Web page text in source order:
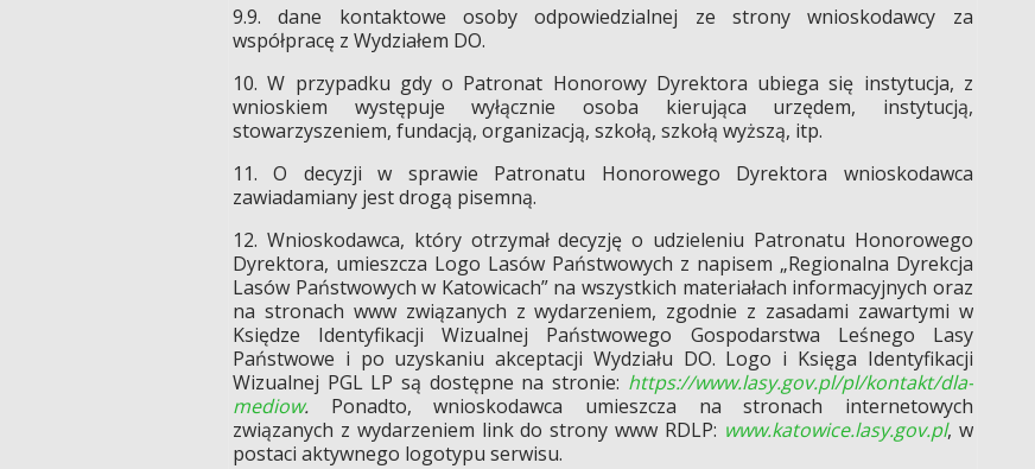
9.9. dane kontaktowe osoby odpowiedzialnej ze strony wnioskodawcy za
współpracę z Wydziałem DO.
10. W przypadku gdy o Patronat Honorowy Dyrektora ubiega się instytucja, z
wnioskiem występuje wyłącznie osoba kierująca urzędem, instytucją,
stowarzyszeniem, fundacją, organizacją, szkołą, szkołą wyższą, itp.
11. O decyzji w sprawie Patronatu Honorowego Dyrektora wnioskodawca
zawiadamiany jest drogą pisemną.
12. Wnioskodawca, który otrzymał decyzję o udzieleniu Patronatu Honorowego
Dyrektora, umieszcza Logo Lasów Państwowych z napisem „Regionalna Dyrekcja
Lasów Państwowych w Katowicach” na wszystkich materiałach informacyjnych oraz
na stronach www związanych z wydarzeniem, zgodnie z zasadami zawartymi w
Księdze Identyfikacji Wizualnej Państwowego Gospodarstwa Leśnego Lasy
Państwowe i po uzyskaniu akceptacji Wydziału DO. Logo i Księga Identyfikacji
Wizualnej PGL LP są dostępne na stronie: https://www.lasy.gov.pl/pl/kontakt/dla-
mediow. Ponadto, wnioskodawca umieszcza na stronach internetowych
związanych z wydarzeniem link do strony www RDLP: www.katowice.lasy.gov.pl, w
postaci aktywnego logotypu serwisu.